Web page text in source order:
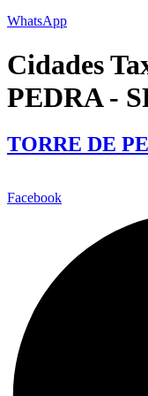
WhatsApp
Cidades
PEDRA -
TORRE DE
Facebook